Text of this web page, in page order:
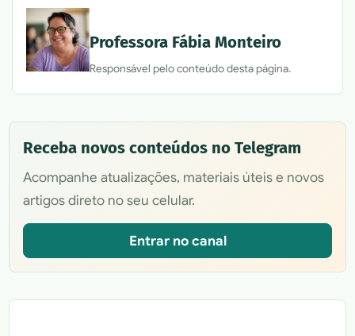
Professora Fábia Monteiro
Responsável pelo conteúdo desta página.
Receba novos conteúdos no Telegram
Acompanhe atualizações, materiais úteis e novos
artigos direto no seu celular.
Entrar no canal